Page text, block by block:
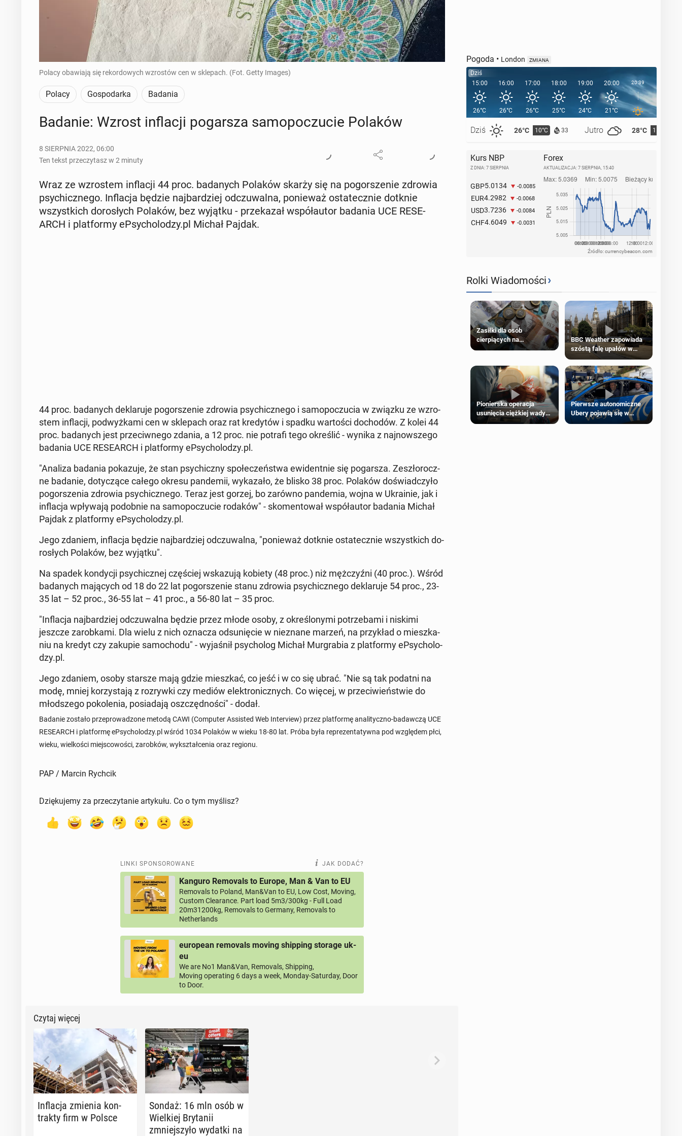
Polacy obawiają się rekordowych wzrostów cen w sklepach. (Fot. Getty Images)
Polacy Gospodarka Badania
Badanie: Wzrost in­fla­cji po­gar­sza sa­mo­po­czu­cie Polaków
8 SIERPNIA 2022, 06:00
Ten tekst przeczytasz w 2 minuty
Wraz ze wzro­stem in­fla­cji 44 proc. ba­da­nych Polaków skarży się na po­gor­sze­nie zdrowia
psy­chicz­ne­go. In­fla­cja będzie naj­bar­dziej od­czu­wal­na, po­nie­waż osta­tecz­nie dotknie
wszyst­kich do­ro­słych Polaków, bez wyjątku - prze­ka­zał współ­au­tor badania UCE RE­SE­
ARCH i plat­for­my eP­sy­cho­lo­dzy.pl Michał Pajdak.
44 proc. ba­da­nych de­kla­ru­je po­gor­sze­nie zdrowia psy­chicz­ne­go i sa­mo­po­czu­cia w związku ze wzro­
stem in­fla­cji, pod­wyż­ka­mi cen w skle­pach oraz rat kre­dy­tów i spadku war­to­ści do­cho­dów. Z kolei 44
proc. ba­da­nych jest prze­ciw­ne­go zdania, a 12 proc. nie potrafi tego okre­ślić - wynika z naj­now­sze­go
badania UCE RE­SE­ARCH i plat­for­my eP­sy­cho­lo­dzy.pl.
"Analiza badania po­ka­zu­je, że stan psy­chicz­ny spo­łe­czeń­stwa ewi­dent­nie się po­gar­sza. Ze­szło­rocz­
ne badanie, do­ty­czą­ce całego okresu pan­de­mii, wy­ka­za­ło, że blisko 38 proc. Polaków do­świad­czy­ło
po­gor­sze­nia zdrowia psy­chicz­ne­go. Teraz jest gorzej, bo zarówno pan­de­mia, wojna w Ukra­inie, jak i
in­fla­cja wpły­wa­ją po­dob­nie na sa­mo­po­czu­cie rodaków" - sko­men­to­wał współ­au­tor badania Michał
Pajdak z plat­for­my eP­sy­cho­lo­dzy.pl.
Jego zdaniem, in­fla­cja będzie naj­bar­dziej od­czu­wal­na, "po­nie­waż dotknie osta­tecz­nie wszyst­kich do­
ro­słych Polaków, bez wyjątku".
Na spadek kon­dy­cji psy­chicz­nej czę­ściej wska­zu­ją kobiety (48 proc.) niż męż­czyź­ni (40 proc.). Wśród
ba­da­nych ma­ją­cych od 18 do 22 lat po­gor­sze­nie stanu zdrowia psy­chicz­ne­go de­kla­ru­je 54 proc., 23-
35 lat – 52 proc., 36-55 lat – 41 proc., a 56-80 lat – 35 proc.
"In­fla­cja naj­bar­dziej od­czu­wal­na będzie przez młode osoby, z okre­ślo­ny­mi po­trze­ba­mi i niskimi
jeszcze za­rob­ka­mi. Dla wielu z nich oznacza od­su­nię­cie w nie­zna­ne marzeń, na przy­kład o miesz­ka­
niu na kredyt czy zakupie sa­mo­cho­du" - wy­ja­śnił psy­cho­log Michał Mur­gra­bia z plat­for­my eP­sy­cho­lo­
dzy.pl.
Jego zdaniem, osoby starsze mają gdzie miesz­kać, co jeść i w co się ubrać. "Nie są tak podatni na
modę, mniej ko­rzy­sta­ją z roz­ryw­ki czy mediów elek­tro­nicz­nych. Co więcej, w prze­ci­wień­stwie do
młod­sze­go po­ko­le­nia, po­sia­da­ją oszczęd­no­ści" - dodał.
Badanie zostało prze­pro­wa­dzo­ne metodą CAWI (Com­pu­ter As­si­sted Web In­te­rview) przez plat­for­mę ana­li­tycz­no-ba­daw­czą UCE
RE­SE­ARCH i plat­for­mę eP­sy­cho­lo­dzy.pl wśród 1034 Polaków w wieku 18-80 lat. Próba była re­pre­zen­ta­tyw­na pod wzglę­dem płci,
wieku, wiel­ko­ści miej­sco­wo­ści, za­rob­ków, wy­kształ­ce­nia oraz regionu.
PAP / Marcin Rychcik
Dziękujemy za przeczytanie artykułu. Co o tym myślisz?
LINKI SPONSOROWANE JAK DODAĆ?
Kanguro Removals to Europe, Man & Van to EU
Removals to Poland, Man&Van to EU, Low Cost, Moving,
Custom Clearance. Part load 5m3/300kg - Full Load
20m31200kg, Removals to Germany, Removals to
Netherlands
european removals moving shipping storage uk-
eu
We are No1 Man&Van, Removals, Shipping,
Moving operating 6 days a week, Monday-Saturday, Door
to Door.
Czytaj więcej
In­fla­cja zmienia kon­
trak­ty firm w Polsce
Sondaż: 16 mln osób w
Wiel­kiej Bry­ta­nii
zmniej­szy­ło wydatki na
Pogoda • London ZMIANA
Dziś
15:00
26°C
Dziś 26°C 10°C 33 Jutro 28°C 11°C
16:00
26°C
17:00
26°C
18:00
25°C
19:00
24°C
20:00
21°C
20:39 21:00
Kurs NBP
Z DNIA: 7 SIERPNIA
GBP5.0134 -0.0085
EUR4.2982 -0.0068
USD3.7236 -0.0084
CHF4.6049 -0.0031
Forex
AKTUALIZACJA: 7 SIERPNIA, 15:40
Źródło: currencybeacon.com
Rolki Wiadomości›
Zasiłki dla osób
cierpiących na
schorzenia psychiczne
BBC Weather zapowiada
szóstą falę upałów w
Pionierska operacja
usunięcia ciężkiej wady
wrodzonej płodu w łonie
Pierwsze autonomiczne
Ubery pojawią się w
Londynie jeszcze tego